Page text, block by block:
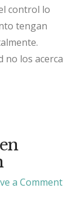
control lo
tengan
no los acerca
a Comment